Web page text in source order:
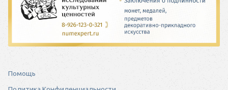
Помощь